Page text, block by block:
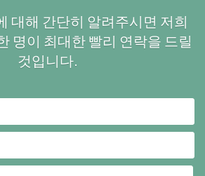
대해 간단히 알려주시면 저희
명이 최대한 빨리 연락을 드릴
것입니다.